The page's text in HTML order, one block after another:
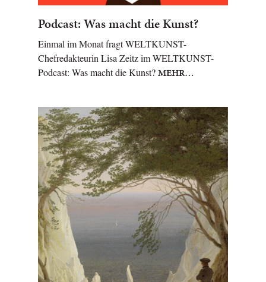
Podcast: Was macht die Kunst?
Einmal im Monat fragt WELTKUNST-
Chefredakteurin Lisa Zeitz im WELTKUNST-
Podcast: Was macht die Kunst?MEHR…